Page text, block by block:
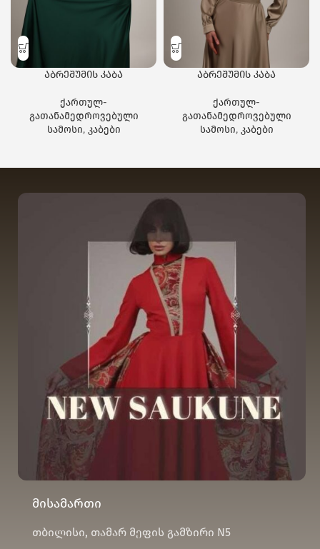
აბრეშუმის კაბა
ქართულ-
გათანამედროვებული
სამოსი, კაბები
აბრეშუმის კაბა
ქართულ-
გათანამედროვებული
სამოსი, კაბები
მისამართი
თბილისი, თამარ მეფის გამზირი N5